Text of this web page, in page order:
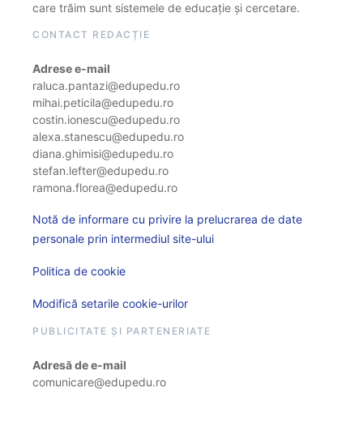
care trăim sunt sistemele de educație și cercetare.
CONTACT REDACȚIE
Adrese e-mail
raluca.pantazi@edupedu.ro
mihai.peticila@edupedu.ro
costin.ionescu@edupedu.ro
alexa.stanescu@edupedu.ro
diana.ghimisi@edupedu.ro
stefan.lefter@edupedu.ro
ramona.florea@edupedu.ro
Notă de informare cu privire la prelucrarea de date
personale prin intermediul site-ului
Politica de cookie
Modifică setarile cookie-urilor
PUBLICITATE ȘI PARTENERIATE
Adresă de e-mail
comunicare@edupedu.ro